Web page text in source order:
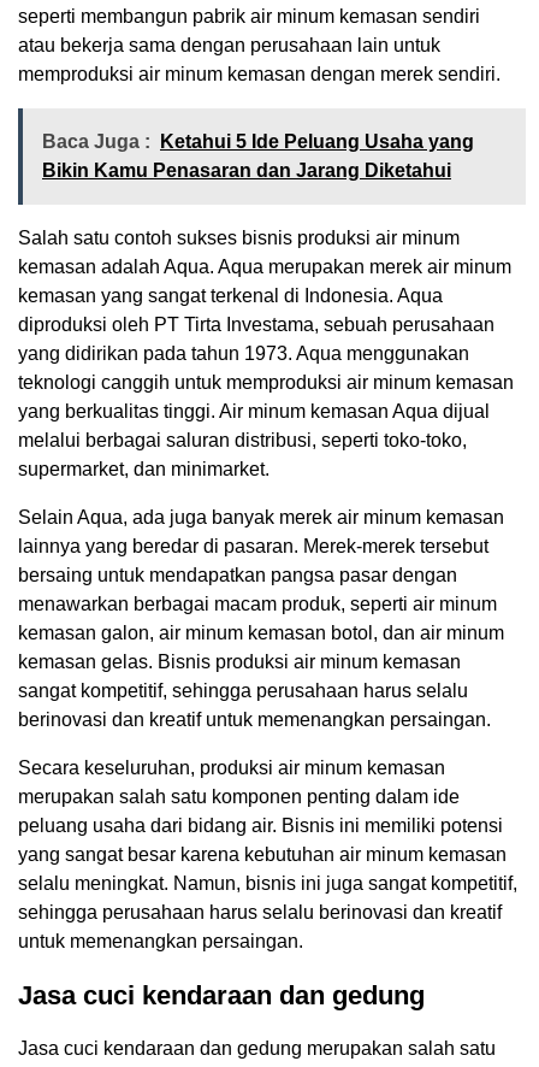
seperti membangun pabrik air minum kemasan sendiri
atau bekerja sama dengan perusahaan lain untuk
memproduksi air minum kemasan dengan merek sendiri.
Baca Juga :
Ketahui 5 Ide Peluang Usaha yang
Bikin Kamu Penasaran dan Jarang Diketahui
Salah satu contoh sukses bisnis produksi air minum
kemasan adalah Aqua. Aqua merupakan merek air minum
kemasan yang sangat terkenal di Indonesia. Aqua
diproduksi oleh PT Tirta Investama, sebuah perusahaan
yang didirikan pada tahun 1973. Aqua menggunakan
teknologi canggih untuk memproduksi air minum kemasan
yang berkualitas tinggi. Air minum kemasan Aqua dijual
melalui berbagai saluran distribusi, seperti toko-toko,
supermarket, dan minimarket.
Selain Aqua, ada juga banyak merek air minum kemasan
lainnya yang beredar di pasaran. Merek-merek tersebut
bersaing untuk mendapatkan pangsa pasar dengan
menawarkan berbagai macam produk, seperti air minum
kemasan galon, air minum kemasan botol, dan air minum
kemasan gelas. Bisnis produksi air minum kemasan
sangat kompetitif, sehingga perusahaan harus selalu
berinovasi dan kreatif untuk memenangkan persaingan.
Secara keseluruhan, produksi air minum kemasan
merupakan salah satu komponen penting dalam ide
peluang usaha dari bidang air. Bisnis ini memiliki potensi
yang sangat besar karena kebutuhan air minum kemasan
selalu meningkat. Namun, bisnis ini juga sangat kompetitif,
sehingga perusahaan harus selalu berinovasi dan kreatif
untuk memenangkan persaingan.
Jasa cuci kendaraan dan gedung
Jasa cuci kendaraan dan gedung merupakan salah satu